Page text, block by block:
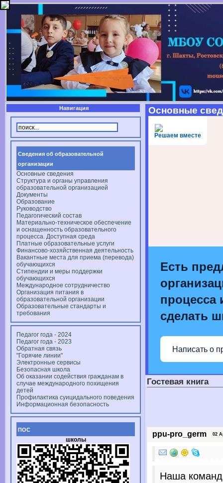
Навигация
Сведения об образовательной
организации
Основные сведения
Структура и органы управления
образовательной организацией
Документы
Образование
Руководство
Педагогический состав
Материально-техническое обеспечение
и оснащенность образовательного
процесса. Доступная среда
Платные образовательные услуги
Финансово-хозяйственная деятельность
Вакантные места для приема (перевода)
обучающихся
Стипендии и меры поддержки
обучающихся
Международное сотрудничество
Организация питания в
образовательной организации
Образовательные стандарты и
требования
Педагог года - 2024
Педагог года - 2023
Обратная связь
"Горячие линии"
Электронные сервисы
Безопасная школа
Об оказании содействия гражданам в
случае международного похищения
детей
Профилактика суицидального поведения
Информационная безопасность
ПОС
школы
Основные
Решаем вместе
Есть
процесса
сделать
Написать о
Гостевая книга
ppu-pro_germ 02
Наша